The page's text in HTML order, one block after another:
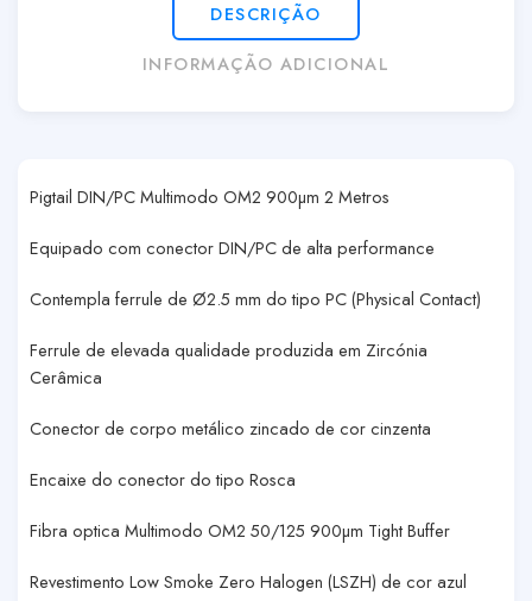
DESCRIÇÃO
INFORMAÇÃO ADICIONAL
Pigtail DIN/PC Multimodo OM2 900µm 2 Metros
Equipado com conector DIN/PC de alta performance
Contempla ferrule de Ø2.5 mm do tipo PC (Physical Contact)
Ferrule de elevada qualidade produzida em Zircónia
Cerâmica
Conector de corpo metálico zincado de cor cinzenta
Encaixe do conector do tipo Rosca
Fibra optica Multimodo OM2 50/125 900µm Tight Buffer
Revestimento Low Smoke Zero Halogen (LSZH) de cor azul